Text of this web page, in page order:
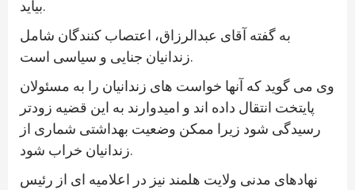
بیاید.
به گفته آقای عبدالرزاق، اعتصاب کنندگان شامل
زندانیان جنایی و سیاسی است.
وی می گوید که آنها خواست های زندانیان را به مسئولان
پایتخت انتقال داده اند و امیدوارند به این قضیه زودتر
رسیدگی شود زیرا ممکن وضعیت بهداشتی شماری از
زندانیان خراب شود.
نهادهای مدنی ولایت هلمند نیز در اعلامیه ای از رئیس